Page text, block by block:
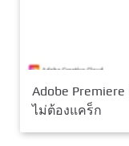
Adobe Premiere
ไม่ต้องแคร็ก